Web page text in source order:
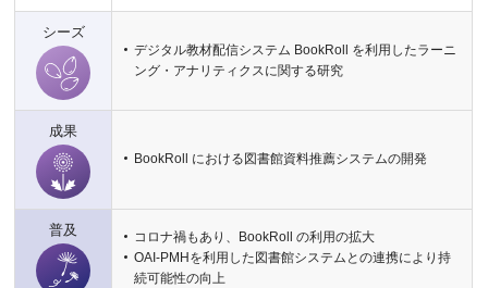
シーズ
デジタル教材配信システム BookRoll を利用したラーニ
ング・アナリティクスに関する研究
成果
BookRoll における図書館資料推薦システムの開発
普及
コロナ禍もあり、BookRoll の利用の拡大
OAI-PMHを利用した図書館システムとの連携により持
続可能性の向上